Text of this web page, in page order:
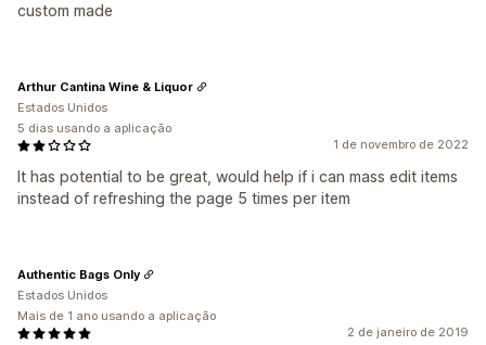
custom made
1 de novembro de 2022
It has potential to be great, would help if i can mass edit items
instead of refreshing the page 5 times per item
Arthur Cantina Wine & Liquor
Estados Unidos
5 dias usando a aplicação
2 de janeiro de 2019
Authentic Bags Only
Estados Unidos
Mais de 1 ano usando a aplicação